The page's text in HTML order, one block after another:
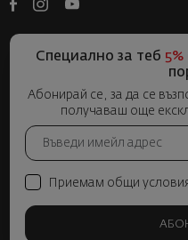
Специално за теб
Абонирай се, за да се
получаваш още
Приемам общи